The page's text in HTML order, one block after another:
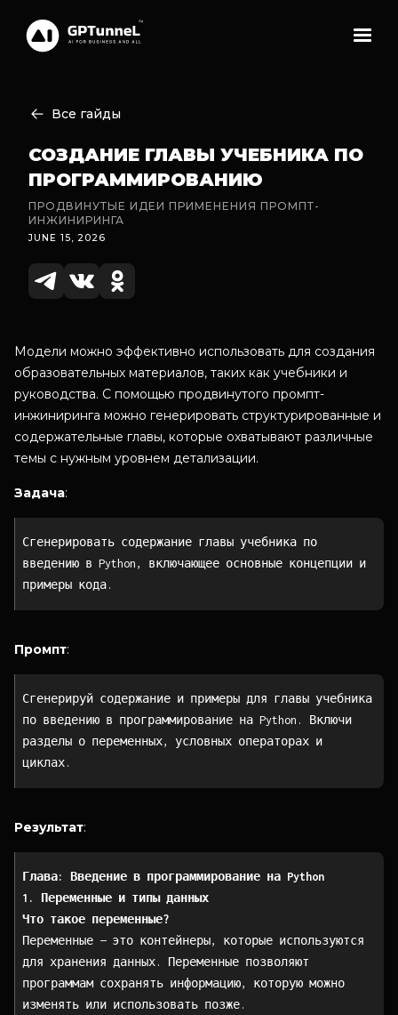
Все гайды
СОЗДАНИЕ ГЛАВЫ УЧЕБНИКА ПО
ПРОГРАММИРОВАНИЮ
ПРОДВИНУТЫЕ ИДЕИ ПРИМЕНЕНИЯ ПРОМПТ-
ИНЖИНИРИНГА
JUNE 15, 2026
Модели можно эффективно использовать для создания
образовательных материалов, таких как учебники и
руководства. С помощью продвинутого промпт-
инжиниринга можно генерировать структурированные и
содержательные главы, которые охватывают различные
темы с нужным уровнем детализации.
Задача:
Сгенерировать содержание главы учебника по
введению в Python, включающее основные концепции и
примеры кода.
Промпт:
Сгенерируй содержание и примеры для главы учебника
по введению в программирование на Python. Включи
разделы о переменных, условных операторах и
циклах.
Результат:
Глава: Введение в программирование на Python
1. Переменные и типы данных
Что такое переменные?
Переменные — это контейнеры, которые используются
для хранения данных. Переменные позволяют
программам сохранять информацию, которую можно
изменять или использовать позже.